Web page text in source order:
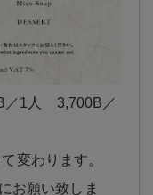
1人 3,700B／
変わります。
お願い致しま